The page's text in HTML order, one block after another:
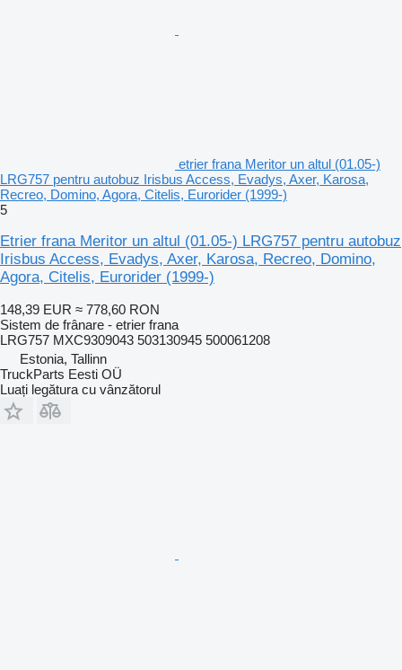
etrier frana Meritor un altul (01.05-)
LRG757 pentru autobuz Irisbus Access, Evadys, Axer, Karosa,
Recreo, Domino, Agora, Citelis, Eurorider (1999-)
5
Etrier frana Meritor un altul (01.05-) LRG757 pentru autobuz
Irisbus Access, Evadys, Axer, Karosa, Recreo, Domino,
Agora, Citelis, Eurorider (1999-)
148,39 EUR ≈ 778,60 RON
Sistem de frânare - etrier frana
LRG757 MXC9309043 503130945 500061208
Estonia, Tallinn
TruckParts Eesti OÜ
Luați legătura cu vânzătorul